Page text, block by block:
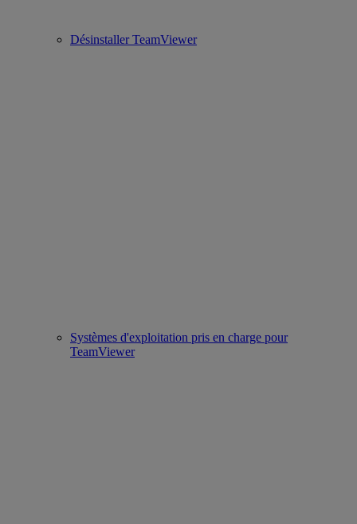
Désinstaller TeamViewer
Systèmes d'exploitation pris en charge pour
TeamViewer